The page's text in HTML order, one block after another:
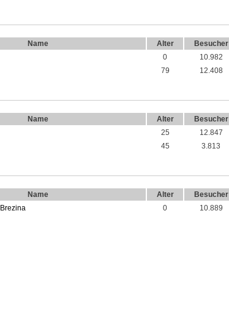
Name Alter
Besucher
0
10.982
79 12.408
Name Alter
Besucher
25
12.847
45 3.813
Name Alter
Besucher
0 10.889